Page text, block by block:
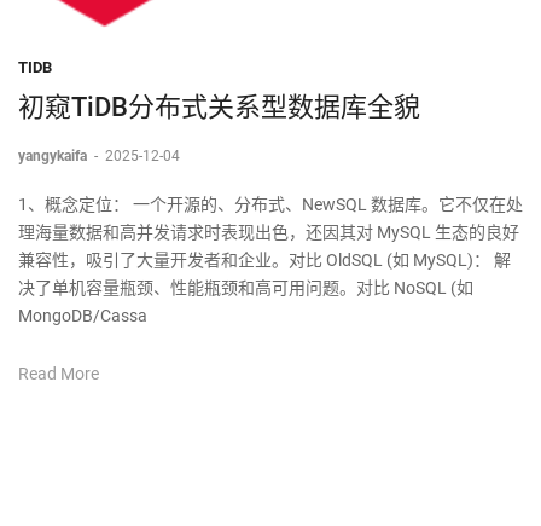
TIDB
初窥TiDB分布式关系型数据库全貌
yangykaifa - 2025-12-04
1、概念定位： 一个开源的、分布式、NewSQL 数据库。它不仅在处
理海量数据和高并发请求时表现出色，还因其对 MySQL 生态的良好
兼容性，吸引了大量开发者和企业。对比 OldSQL (如 MySQL)： 解
决了单机容量瓶颈、性能瓶颈和高可用问题。对比 NoSQL (如
MongoDB/Cassa
Read More